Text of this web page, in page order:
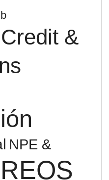
Credit &
NPE &
REOS